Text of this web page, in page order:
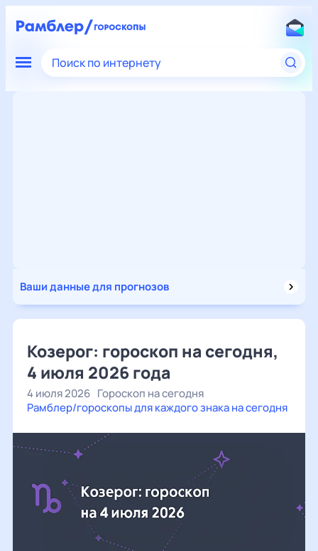
Поиск по интернету
Ваши данные для прогнозов
Козерог: гороскоп на сегодня,
4 июля 2026 года
4 июля 2026 Гороскоп на сегодня
Рамблер/гороскопы для каждого знака на сегодня